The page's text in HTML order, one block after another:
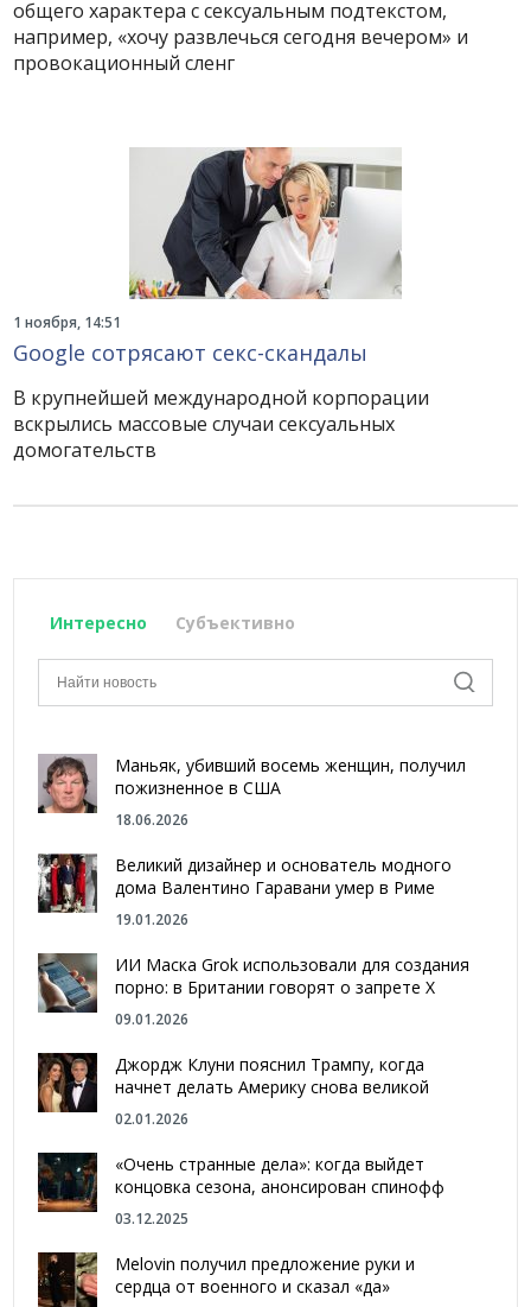
общего характера с сексуальным подтекстом,
например, «хочу развлечься сегодня вечером» и
провокационный сленг
1 ноября, 14:51
Google сотрясают секс-скандалы
В крупнейшей международной корпорации
вскрылись массовые случаи сексуальных
домогательств
Интересно Субъективно
Маньяк, убивший восемь женщин, получил
пожизненное в США
18.06.2026
Великий дизайнер и основатель модного
дома Валентино Гаравани умер в Риме
19.01.2026
ИИ Маска Grok использовали для создания
порно: в Британии говорят о запрете Х
09.01.2026
Джордж Клуни пояснил Трампу, когда
начнет делать Америку снова великой
02.01.2026
«Очень странные дела»: когда выйдет
концовка сезона, анонсирован спинофф
03.12.2025
Melovin получил предложение руки и
сердца от военного и сказал «да»